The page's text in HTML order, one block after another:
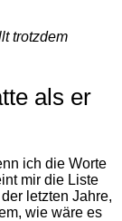
trotzdem
als er
ich die Worte
mir die Liste
letzten Jahre,
wie wäre es